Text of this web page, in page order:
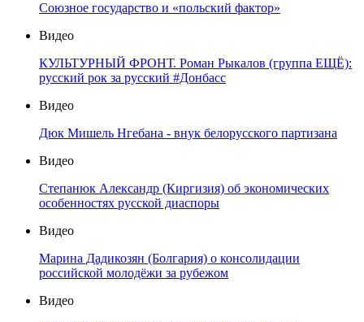
Союзное государство и «польский фактор»
Видео
КУЛЬТУРНЫЙ ФРОНТ. Роман Рыкалов (группа ЕЩЁ):
русский рок за русский #Донбасс
Видео
Дюк Мишель Нгебана - внук белорусского партизана
Видео
Степанюк Александр (Киргизия) об экономических
особенностях русской диаспоры
Видео
Марина Дадикозян (Болгария) о консолидации
российской молодёжи за рубежом
Видео